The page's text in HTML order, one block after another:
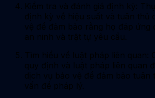
Kiểm tra và đánh giá định kỳ:
định kỳ về hiệu suất và tuân thủ
vệ để đảm bảo rằng họ đáp ứng
an ninh và trật tự yêu cầu.
Tìm hiểu về luật pháp liên quan:
quy định và luật pháp liên quan
dịch vụ bảo vệ để đảm bảo tuân
vấn đề pháp lý.